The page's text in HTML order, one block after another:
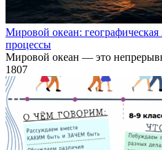
Мировой океан: географическая
процессы
Мировой океан — это
1807